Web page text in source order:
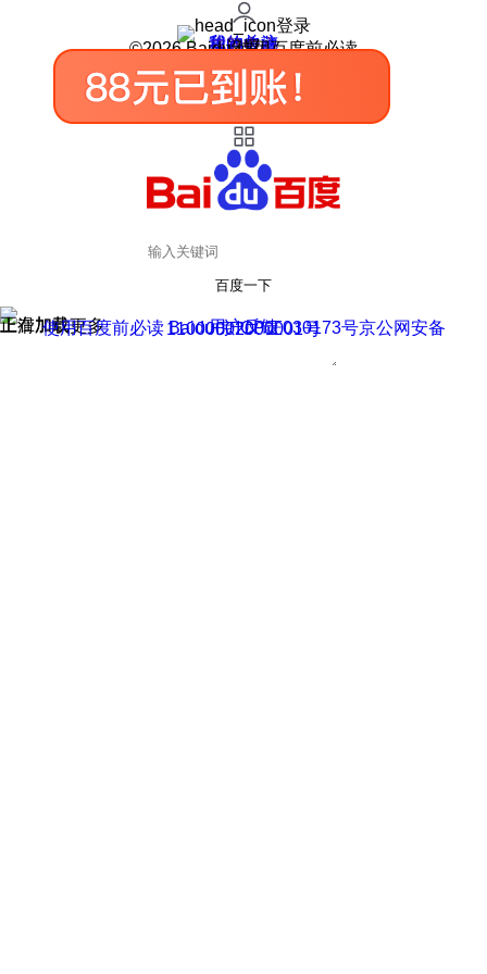
登录
我的关注
我的收藏
皮肤中心
用户反馈
设置
©2026 Baidu 使用百度前必读
百度一下
正在加载
上滑加载更多 用户反馈
使用百度前必读 Baidu 京ICP证030173号
京公网安备11000002000001号